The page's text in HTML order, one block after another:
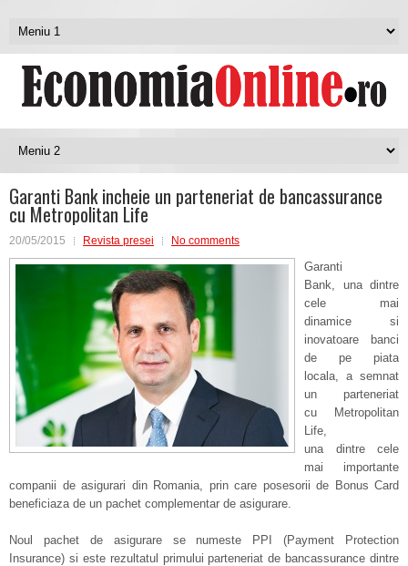
Garanti Bank incheie un parteneriat de bancassurance
cu Metropolitan Life
20/05/2015 Revista presei No comments
Garanti
Bank, una dintre
cele mai
dinamice si
inovatoare banci
de pe piata
locala, a semnat
un parteneriat
cu Metropolitan
Life,
una dintre cele
mai importante
companii de asigurari din Romania, prin care posesorii de Bonus Card
beneficiaza de un pachet complementar de asigurare.
Noul pachet de asigurare se numeste PPI (Payment Protection
Insurance) si este rezultatul primului parteneriat de bancassurance dintre